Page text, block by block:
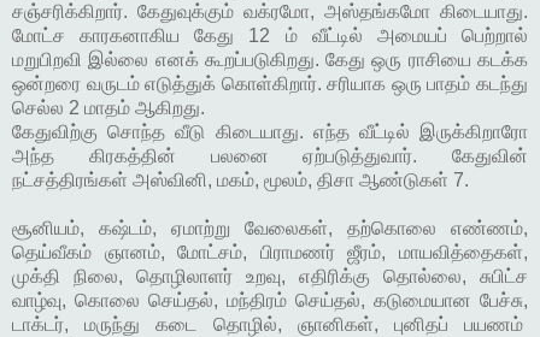
சஞ்சரிக்கிறார். கேதுவுக்கும் வக்ரமோ, அஸ்தங்கமோ கிடையாது.
மோட்ச காரகனாகிய கேது 12 ம் வீட்டில் அமையப் பெற்றால்
மறுபிறவி இல்லை எனக் கூறப்படுகிறது. கேது ஒரு ராசியை கடக்க
ஒன்றரை வருடம் எடுத்துக் கொள்கிறார். சரியாக ஒரு பாதம் கடந்து
செல்ல 2 மாதம் ஆகிறது.
கேதுவிற்கு சொந்த வீடு கிடையாது. எந்த வீட்டில் இருக்கிறாரோ
அந்த கிரகத்தின் பலனை ஏற்படுத்துவார். கேதுவின்
நட்சத்திரங்கள் அஸ்வினி, மகம், மூலம், திசா ஆண்டுகள் 7.
சூனியம், கஷ்டம், ஏமாற்று வேலைகள், தற்கொலை எண்ணம்,
தெய்வீகம் ஞானம், மோட்சம், பிராமணர் ஜீரம், மாயவித்தைகள்,
முக்தி நிலை, தொழிலாளர் உறவு, எதிரிக்கு தொல்லை, சுபிட்ச
வாழ்வு, கொலை செய்தல், மந்திரம் செய்தல், கடுமையான பேச்சு,
டாக்டர், மருந்து கடை தொழில், ஞானிகள், புனிதப் பயணம்